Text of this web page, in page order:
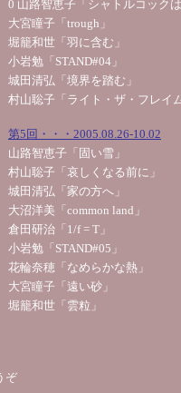
0 山路智恵子「シャトルコック
大宮瞳子「trough」
堀籠和世「羽に含む」
小岩勉「STAND#04」
城田清弘「境界を踏む」
村山聡子「ライト・ザ・フレイ
第5回・・・2005.08.26-10.02
山路智恵子「固い雪」
村山聡子「哀しくなる前に」
城田清弘「家の方へ」
大沼洋美「common land」
倉田研治「1/f = T」
小岩勉「STAND#05」
花輪奈穂「なめらかな熱」
大宮瞳子「遠い砂」
堀籠和世「雲粒」
ぞ